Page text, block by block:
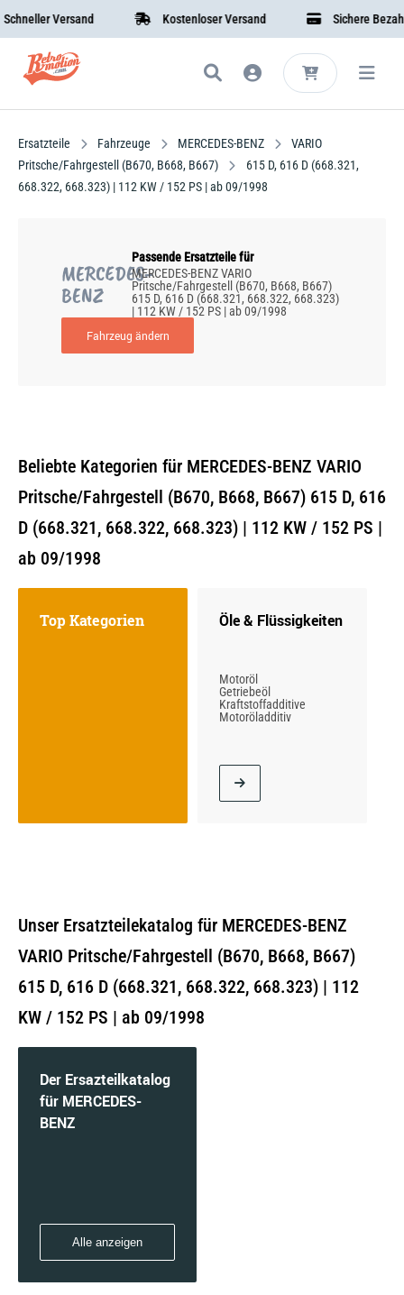
Versand Kostenloser Versand Sichere
Ersatzteile Fahrzeuge MERCEDES-BENZ
VARIO
Pritsche/Fahrgestell (B670, B668, B667)
615 D, 616 D (668.321,
668.322, 668.323) | 112 KW / 152 PS | ab 09/1998
MERCEDES-
BENZ
Passende Ersatzteile für
MERCEDES-BENZ VARIO
Pritsche/Fahrgestell (B670, B668, B667)
615 D, 616 D (668.321, 668.322, 668.323)
| 112 KW / 152 PS | ab 09/1998
Fahrzeug ändern
Beliebte Kategorien für MERCEDES-BENZ VARIO
Pritsche/Fahrgestell (B670, B668, B667) 615 D, 616
D (668.321, 668.322, 668.323) | 112 KW / 152 PS |
ab 09/1998
Top Kategorien Öle & Flüssigkeiten
Motoröl
Getriebeöl
Kraftstoffadditive
Motoröladditiv
Unser Ersatzteilekatalog für MERCEDES-BENZ
VARIO Pritsche/Fahrgestell (B670, B668, B667)
615 D, 616 D (668.321, 668.322, 668.323) | 112
KW / 152 PS | ab 09/1998
Der Ersazteilkatalog
für MERCEDES-
BENZ
Alle anzeigen